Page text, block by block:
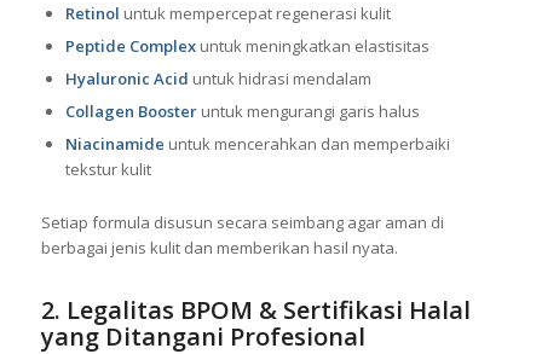
Retinol untuk mempercepat regenerasi kulit
Peptide Complexuntuk meningkatkan elastisitas
Hyaluronic Acid untuk hidrasi mendalam
Collagen Boosteruntuk mengurangi garis halus
Niacinamide untuk mencerahkan dan memperbaiki
tekstur kulit
Setiap formula disusun secara seimbang agar aman di
berbagai jenis kulit dan memberikan hasil nyata.
2. Legalitas BPOM & Sertifikasi Halal
yang Ditangani Profesional